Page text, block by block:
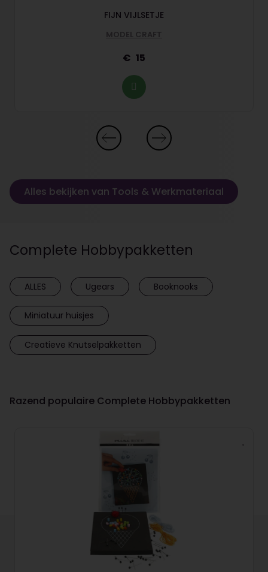
FIJN VIJLSETJE
MODEL CRAFT
15
Alles bekijken van Tools & Werkmateriaal
Complete Hobbypakketten
ALLES Ugears Booknooks
Miniatuur huisjes
Creatieve Knutselpakketten
Razend populaire Complete Hobbypakketten